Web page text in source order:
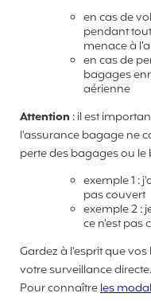
en cas de
pendant
menace à
en cas de
bagages
aérienne
Attention : il est
l'assurance bagage ne
perte des bagages ou le
exemple 1 :
pas couvert
exemple 2 :
ce n'est pas
Gardez à l'esprit que
votre surveillance directe.
Pour connaîtreles